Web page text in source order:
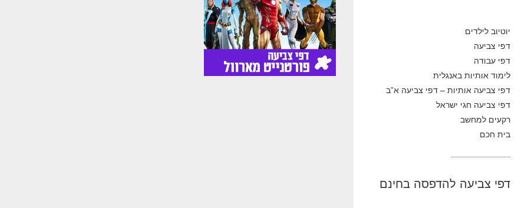
יוטיוב לילדים
דפי צביעה
דפי עבודה
לימוד אותיות באנגלית
דפי צביעה אותיות – דפי צביעה א”ב
דפי צביעה חגי ישראל
רקעים למחשב
בית חכם
דפי צביעה להדפסה בחינם